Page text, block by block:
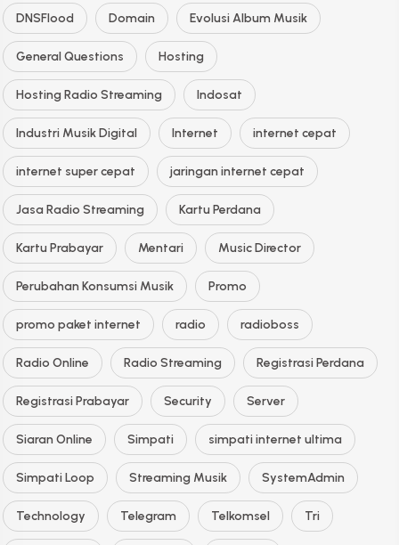
DNSFlood Domain Evolusi Album Musik
General Questions Hosting
Hosting Radio Streaming Indosat
Industri Musik Digital Internet internet cepat
internet super cepat jaringan internet cepat
Jasa Radio Streaming Kartu Perdana
Kartu Prabayar Mentari Music Director
Perubahan Konsumsi Musik Promo
promo paket internet radio radioboss
Radio Online Radio Streaming Registrasi Perdana
Registrasi Prabayar Security Server
Siaran Online Simpati simpati internet ultima
Simpati Loop Streaming Musik SystemAdmin
Technology Telegram Telkomsel Tri